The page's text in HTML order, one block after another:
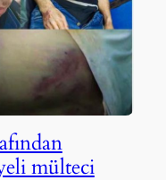
mülteci